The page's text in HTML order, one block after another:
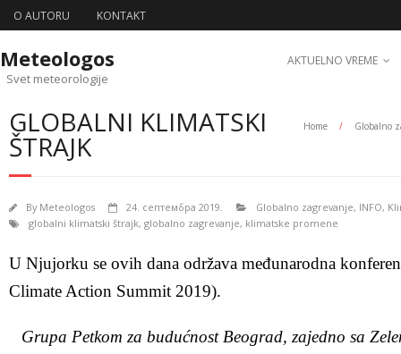
O AUTORU KONTAKT
Meteologos
Svet meteorologije
AKTUELNO VREME
GLOBALNI KLIMATSKI
ŠTRAJK
Home / Globalno
By Meteologos 24. септембра 2019. Globalno zagrevanje, INFO,
globalni klimatski štrajk, globalno zagrevanje, klimatske promene
U Njujorku se ovih dana održava međunarodna
Climate Action Summit 2019).
Grupa Petkom za budućnost Beograd, zajedno sa